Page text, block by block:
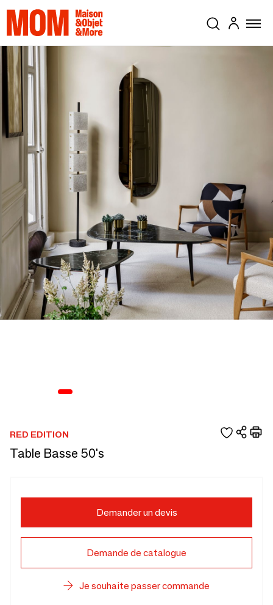
RED EDITION
Table Basse 50's
Demander un devis
Demande de catalogue
Je souhaite passer commande